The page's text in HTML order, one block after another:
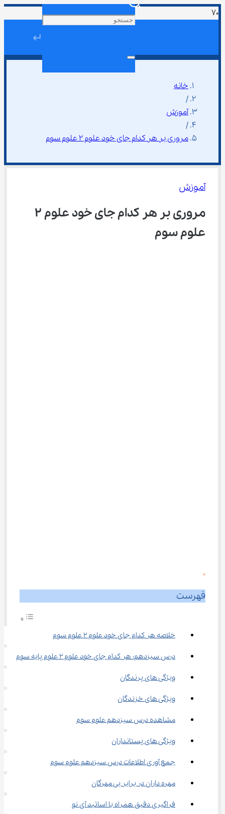
↵
خانه
/
آموزش
/
مروری بر هر کدام جای خود علوم ۲ علوم سوم
آموزش
علوم سوم
0
فهرست
خلاصه هر کدام جای خود علوم ۲ علوم سوم
درس سیزدهم: هر کدام جای خود علوم ۲ علوم پایه سوم
ویژگی های پرندگان
ویژگی های خزندگان
مشاهده درس سیزدهم علوم سوم
ویژگی های پستانداران
جمع آوری اطلاعات درس سیزدهم علوم سوم
مهره داران در برابر بی مهرگان
فراگیری دقیق همراه با اساتید آی نو